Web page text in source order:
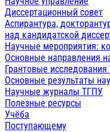
Диссертационный совет
Аспирантура,
над кандидатской
Научные мероприятия:
Основные направления
Грантовые
Основные результаты
Научные журналы ТГПУ
Полезные ресурсы
Учёба
Поступающему